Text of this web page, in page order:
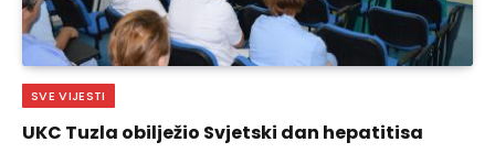
SVE VIJESTI
UKC Tuzla obilježio Svjetski dan hepatitisa